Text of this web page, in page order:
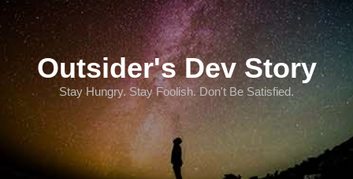
Outsider's Dev Story
Stay Hungry. Stay Foolish. Don't Be Satisfied.